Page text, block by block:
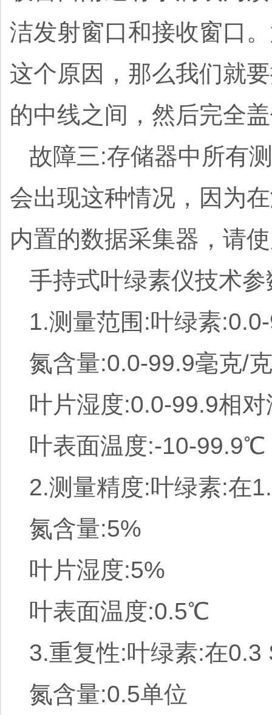
洁发射窗口和接收窗口
这个原因，那么我们就
的中线之间，然后完全
故障三:存储器中所有
会出现这种情况，因为
内置的数据采集器，请
手持式叶绿素仪技术参
1.测量范围:叶绿素
氮含量:0.0-99.9毫克/克
叶片湿度:0.0-99.9相
叶表面温度:-10-99.9℃
2.测量精度:叶绿素:在
氮含量:5%
叶片湿度:5%
叶表面温度:0.5℃
3.重复性:叶绿素:在0.3
氮含量:0.5单位